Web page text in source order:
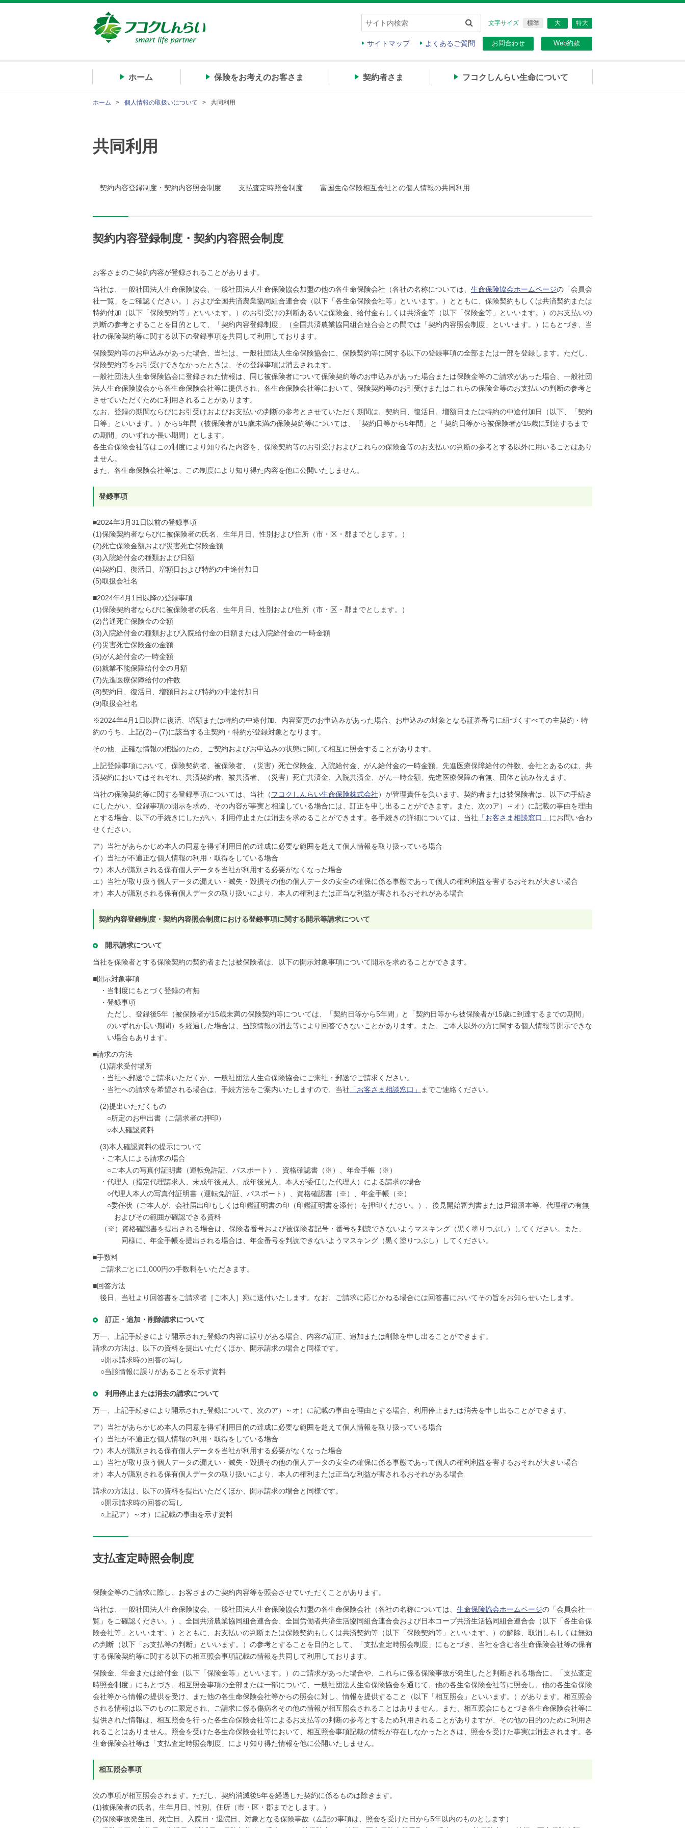
文字サイズ 標準 大 特大
Web約款
お問合わせ
サイトマップ よくあるご質問
ホーム 保険をお考えのお客さま 契約者さま フコクしんらい生命について
ホーム 個人情報の取扱いについて 共同利用
共同利用
契約内容登録制度・契約内容照会制度 支払査定時照会制度 富国生命保険相互会社との個人情報の共同利用
契約内容登録制度・契約内容照会制度
お客さまのご契約内容が登録されることがあります。
当社は、一般社団法人生命保険協会、一般社団法人生命保険協会加盟の他の各生命保険会社（各社の名称については、 生命保険協会ホームページの「会員会
社一覧」をご確認ください。）および全国共済農業協同組合連合会（以下「各生命保険会社等」といいます。）とともに、保険契約もしくは共済契約または
特約付加（以下「保険契約等」といいます。）のお引受けの判断あるいは保険金、給付金もしくは共済金等（以下「保険金等」といいます。）のお支払いの
判断の参考とすることを目的として、「契約内容登録制度」（全国共済農業協同組合連合会との間では「契約内容照会制度」といいます。）にもとづき、当
社の保険契約等に関する以下の登録事項を共同して利用しております。
保険契約等のお申込みがあった場合、当社は、一般社団法人生命保険協会に、保険契約等に関する以下の登録事項の全部または一部を登録します。ただし、
保険契約等をお引受けできなかったときは、その登録事項は消去されます。
一般社団法人生命保険協会に登録された情報は、同じ被保険者について保険契約等のお申込みがあった場合または保険金等のご請求があった場合、一般社団
法人生命保険協会から各生命保険会社等に提供され、各生命保険会社等において、保険契約等のお引受けまたはこれらの保険金等のお支払いの判断の参考と
させていただくために利用されることがあります。
なお、登録の期間ならびにお引受けおよびお支払いの判断の参考とさせていただく期間は、契約日、復活日、増額日または特約の中途付加日（以下、「契約
日等」といいます。）から5年間（被保険者が15歳未満の保険契約等については、「契約日等から5年間」と「契約日等から被保険者が15歳に到達するまで
の期間」のいずれか長い期間）とします。
各生命保険会社等はこの制度により知り得た内容を、保険契約等のお引受けおよびこれらの保険金等のお支払いの判断の参考とする以外に用いることはあり
ません。
また、各生命保険会社等は、この制度により知り得た内容を他に公開いたしません。
登録事項
■2024年3月31日以前の登録事項
(1)保険契約者ならびに被保険者の氏名、生年月日、性別および住所（市・区・郡までとします。）
(2)死亡保険金額および災害死亡保険金額
(3)入院給付金の種類および日額
(4)契約日、復活日、増額日および特約の中途付加日
(5)取扱会社名
■2024年4月1日以降の登録事項
(1)保険契約者ならびに被保険者の氏名、生年月日、性別および住所（市・区・郡までとします。）
(2)普通死亡保険金の金額
(3)入院給付金の種類および入院給付金の日額または入院給付金の一時金額
(4)災害死亡保険金の金額
(5)がん給付金の一時金額
(6)就業不能保障給付金の月額
(7)先進医療保障給付の件数
(8)契約日、復活日、増額日および特約の中途付加日
(9)取扱会社名
※2024年4月1日以降に復活、増額または特約の中途付加、内容変更のお申込みがあった場合、お申込みの対象となる証券番号に紐づくすべての主契約・特
約のうち、上記(2)～(7)に該当する主契約・特約が登録対象となります。
その他、正確な情報の把握のため、ご契約およびお申込みの状態に関して相互に照会することがあります。
上記登録事項において、保険契約者、被保険者、（災害）死亡保険金、入院給付金、がん給付金の一時金額、先進医療保障給付の件数、会社とあるのは、共
済契約においてはそれぞれ、共済契約者、被共済者、（災害）死亡共済金、入院共済金、がん一時金額、先進医療保障の有無、団体と読み替えます。
当社の保険契約等に関する登録事項については、当社（フコクしんらい生命保険株式会社）が管理責任を負います。契約者または被保険者は、以下の手続き
にしたがい、登録事項の開示を求め、その内容が事実と相違している場合には、訂正を申し出ることができます。また、次のア）～オ）に記載の事由を理由
とする場合、以下の手続きにしたがい、利用停止または消去を求めることができます。各手続きの詳細については、当社 「お客さま相談窓口」 にお問い合わ
せください。
ア）当社があらかじめ本人の同意を得ず利用目的の達成に必要な範囲を超えて個人情報を取り扱っている場合
イ）当社が不適正な個人情報の利用・取得をしている場合
ウ）本人が識別される保有個人データを当社が利用する必要がなくなった場合
エ）当社が取り扱う個人データの漏えい・滅失・毀損その他の個人データの安全の確保に係る事態であって個人の権利利益を害するおそれが大きい場合
オ）本人が識別される保有個人データの取り扱いにより、本人の権利または正当な利益が害されるおそれがある場合
契約内容登録制度・契約内容照会制度における登録事項に関する開示等請求について
開示請求について
当社を保険者とする保険契約の契約者または被保険者は、以下の開示対象事項について開示を求めることができます。
■開示対象事項
・当制度にもとづく登録の有無
・登録事項
ただし、登録後5年（被保険者が15歳未満の保険契約等については、「契約日等から5年間」と「契約日等から被保険者が15歳に到達するまでの期間」
のいずれか長い期間）を経過した場合は、当該情報の消去等により回答できないことがあります。また、ご本人以外の方に関する個人情報等開示できな
い場合もあります。
■請求の方法
(1)請求受付場所
・当社へ郵送でご請求いただくか、一般社団法人生命保険協会にご来社・郵送でご請求ください。
・当社への請求を希望される場合は、手続方法をご案内いたしますので、当社 「お客さま相談窓口」 までご連絡ください。
(2)提出いただくもの
○所定のお申出書（ご請求者の押印）
○本人確認資料
(3)本人確認資料の提示について
・ご本人による請求の場合
○ご本人の写真付証明書（運転免許証、パスポート）、資格確認書（※）、年金手帳（※）
・代理人（指定代理請求人、未成年後見人、成年後見人、本人が委任した代理人）による請求の場合
○代理人本人の写真付証明書（運転免許証、パスポート）、資格確認書（※）、年金手帳（※）
○委任状（ご本人が、会社届出印もしくは印鑑証明書の印（印鑑証明書を添付）を押印ください。）、後見開始審判書または戸籍謄本等、代理権の有無
およびその範囲が確認できる資料
（※）資格確認書を提出される場合は、保険者番号および被保険者記号・番号を判読できないようマスキング（黒く塗りつぶし）してください。また、
同様に、年金手帳を提出される場合は、年金番号を判読できないようマスキング（黒く塗りつぶし）してください。
■手数料
ご請求ごとに1,000円の手数料をいただきます。
■回答方法
後日、当社より回答書をご請求者［ご本人］宛に送付いたします。なお、ご請求に応じかねる場合には回答書においてその旨をお知らせいたします。
訂正・追加・削除請求について
万一、上記手続きにより開示された登録の内容に誤りがある場合、内容の訂正、追加または削除を申し出ることができます。
請求の方法は、以下の資料を提出いただくほか、開示請求の場合と同様です。
○開示請求時の回答の写し
○当該情報に誤りがあることを示す資料
利用停止または消去の請求について
万一、上記手続きにより開示された登録について、次のア）～オ）に記載の事由を理由とする場合、利用停止または消去を申し出ることができます。
ア）当社があらかじめ本人の同意を得ず利用目的の達成に必要な範囲を超えて個人情報を取り扱っている場合
イ）当社が不適正な個人情報の利用・取得をしている場合
ウ）本人が識別される保有個人データを当社が利用する必要がなくなった場合
エ）当社が取り扱う個人データの漏えい・滅失・毀損その他の個人データの安全の確保に係る事態であって個人の権利利益を害するおそれが大きい場合
オ）本人が識別される保有個人データの取り扱いにより、本人の権利または正当な利益が害されるおそれがある場合
請求の方法は、以下の資料を提出いただくほか、開示請求の場合と同様です。
○開示請求時の回答の写し
○上記ア）～オ）に記載の事由を示す資料
支払査定時照会制度
保険金等のご請求に際し、お客さまのご契約内容等を照会させていただくことがあります。
当社は、一般社団法人生命保険協会、一般社団法人生命保険協会加盟の各生命保険会社（各社の名称については、 生命保険協会ホームページの「会員会社一
覧」をご確認ください。）、全国共済農業協同組合連合会、全国労働者共済生活協同組合連合会および日本コープ共済生活協同組合連合会（以下「各生命保
険会社等」といいます。）とともに、お支払いの判断または保険契約もしくは共済契約等（以下「保険契約等」といいます。）の解除、取消しもしくは無効
の判断（以下「お支払等の判断」といいます。）の参考とすることを目的として、「支払査定時照会制度」にもとづき、当社を含む各生命保険会社等の保有
する保険契約等に関する以下の相互照会事項記載の情報を共同して利用しております。
保険金、年金または給付金（以下「保険金等」といいます。）のご請求があった場合や、これらに係る保険事故が発生したと判断される場合に、「支払査定
時照会制度」にもとづき、相互照会事項の全部または一部について、一般社団法人生命保険協会を通じて、他の各生命保険会社等に照会し、他の各生命保険
会社等から情報の提供を受け、また他の各生命保険会社等からの照会に対し、情報を提供すること（以下「相互照会」といいます。）があります。相互照会
される情報は以下のものに限定され、ご請求に係る傷病名その他の情報が相互照会されることはありません。また、相互照会にもとづき各生命保険会社等に
提供された情報は、相互照会を行った各生命保険会社等によるお支払等の判断の参考とするため利用されることがありますが、その他の目的のために利用さ
れることはありません。照会を受けた各生命保険会社等において、相互照会事項記載の情報が存在しなかったときは、照会を受けた事実は消去されます。各
生命保険会社等は「支払査定時照会制度」により知り得た情報を他に公開いたしません。
相互照会事項
次の事項が相互照会されます。ただし、契約消滅後5年を経過した契約に係るものは除きます。
(1)被保険者の氏名、生年月日、性別、住所（市・区・郡までとします。）
(2)保険事故発生日、死亡日、入院日・退院日、対象となる保険事故（左記の事項は、照会を受けた日から5年以内のものとします）